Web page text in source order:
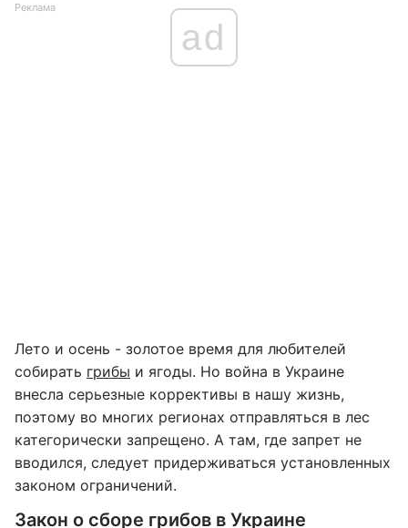
Реклама
ad
Лето и осень - золотое время для любителей
собирать грибы и ягоды. Но война в Украине
внесла серьезные коррективы в нашу жизнь,
поэтому во многих регионах отправляться в лес
категорически запрещено. А там, где запрет не
вводился, следует придерживаться установленных
законом ограничений.
Закон о сборе грибов в Украине